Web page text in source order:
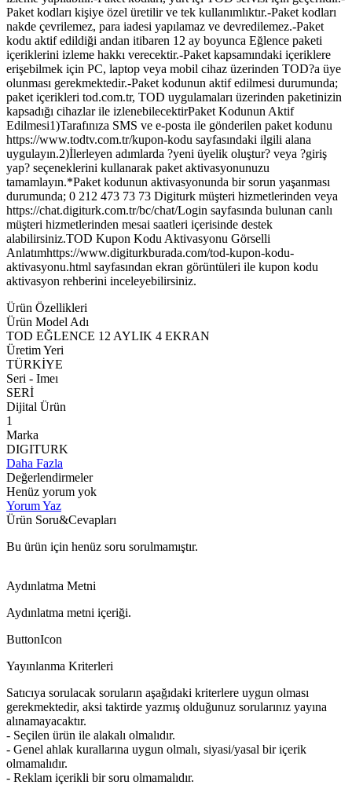
Paket kodları kişiye özel üretilir ve tek kullanımlıktır.-Paket kodları
nakde çevrilemez, para iadesi yapılamaz ve devredilemez.-Paket
kodu aktif edildiği andan itibaren 12 ay boyunca Eğlence paketi
içeriklerini izleme hakkı verecektir.-Paket kapsamındaki içeriklere
erişebilmek için PC, laptop veya mobil cihaz üzerinden TOD?a üye
olunması gerekmektedir.-Paket kodunun aktif edilmesi durumunda;
paket içerikleri tod.com.tr, TOD uygulamaları üzerinden paketinizin
kapsadığı cihazlar ile izlenebilecektirPaket Kodunun Aktif
Edilmesi1)Tarafınıza SMS ve e-posta ile gönderilen paket kodunu
https://www.todtv.com.tr/kupon-kodu sayfasındaki ilgili alana
uygulayın.2)İlerleyen adımlarda ?yeni üyelik oluştur? veya ?giriş
yap? seçeneklerini kullanarak paket aktivasyonunuzu
tamamlayın.*Paket kodunun aktivasyonunda bir sorun yaşanması
durumunda; 0 212 473 73 73 Digiturk müşteri hizmetlerinden veya
https://chat.digiturk.com.tr/bc/chat/Login sayfasında bulunan canlı
müşteri hizmetlerinden mesai saatleri içerisinde destek
alabilirsiniz.TOD Kupon Kodu Aktivasyonu Görselli
Anlatımhttps://www.digiturkburada.com/tod-kupon-kodu-
aktivasyonu.html sayfasından ekran görüntüleri ile kupon kodu
aktivasyon rehberini inceleyebilirsiniz.
Ürün Özellikleri
Ürün Model Adı
TOD EĞLENCE 12 AYLIK 4 EKRAN
Üretim Yeri
TÜRKİYE
Seri - Imeı
SERİ
Dijital Ürün
1
Marka
DIGITURK
Daha Fazla
Değerlendirmeler
Henüz yorum yok
Yorum Yaz
Ürün Soru&Cevapları
Bu ürün için henüz soru sorulmamıştır.
Aydınlatma Metni
Aydınlatma metni içeriği.
ButtonIcon
Yayınlanma Kriterleri
Satıcıya sorulacak soruların aşağıdaki kriterlere uygun olması
gerekmektedir, aksi taktirde yazmış olduğunuz sorularınız yayına
alınamayacaktır.
- Seçilen ürün ile alakalı olmalıdır.
- Genel ahlak kurallarına uygun olmalı, siyasi/yasal bir içerik
olmamalıdır.
- Reklam içerikli bir soru olmamalıdır.